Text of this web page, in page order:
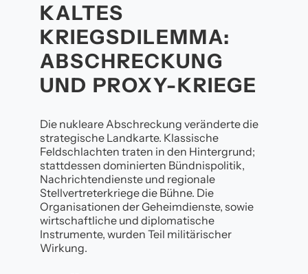
KALTES
KRIEGSDILEMMA:
ABSCHRECKUNG
UND PROXY-KRIEGE
Die nukleare Abschreckung veränderte die
strategische Landkarte. Klassische
Feldschlachten traten in den Hintergrund;
stattdessen dominierten Bündnispolitik,
Nachrichtendienste und regionale
Stellvertreterkriege die Bühne. Die
Organisationen der Geheimdienste, sowie
wirtschaftliche und diplomatische
Instrumente, wurden Teil militärischer
Wirkung.